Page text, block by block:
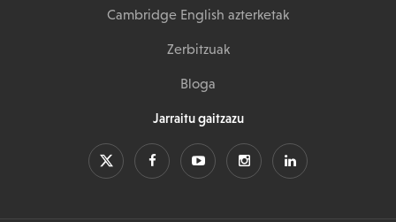
Cambridge English azterketak
Zerbitzuak
Bloga
Jarraitu gaitzazu